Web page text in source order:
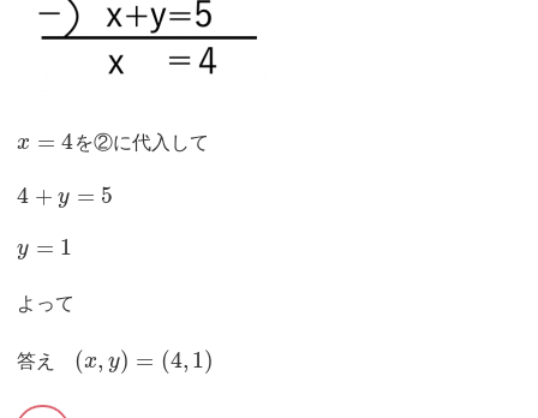
x = 4を②に代入して
4 + y = 5
y = 1
よって
答え (x, y) = (4, 1)